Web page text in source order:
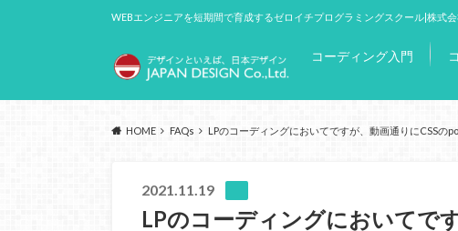
WEBエンジニアを短期間で育成するゼロイチプログラミングスクール|株式
コーディング入門
HOME FAQs LPのコーディングにおいてですが、動画通りにCSS
2021.11.19
LPのコーディングにおいてで